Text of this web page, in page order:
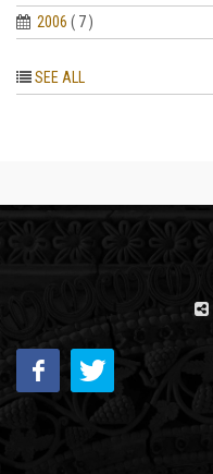
2006 ( 7 )
SEE ALL